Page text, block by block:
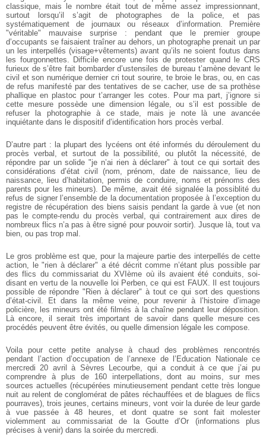
classique, mais le nombre était tout de même assez impressionnant,
surtout lorsqu’il s’agit de photographes de la police, et pas
systématiquement de journaux ou réseaux d’information. Première
"véritable" mauvaise surprise : pendant que le premier groupe
d’occupants se faisaient traîner au dehors, un photographe prenait un par
un les interpellés (visage+vêtements) avant qu’ils ne soient foutus dans
les fourgonnettes. Difficile encore une fois de protester quand le CRS
furieux de s’être fait bombarder d’ustensiles de bureau t’amène devant le
civil et son numérique dernier cri tout sourire, te broie le bras, ou, en cas
de refus manifesté par des tentatives de se cacher, use de sa prothèse
phallique en plastoc pour t’arranger les cotes. Pour ma part, j’ignore si
cette mesure possède une dimension légale, ou s’il est possible de
refuser la photographie à ce stade, mais je note là une avancée
inquiétante dans le dispositif d’identification hors procès verbal.
D’autre part : la plupart des lycéens ont été informés du déroulement du
procès verbal, et surtout de la possibilité, ou plutôt la nécessité, de
répondre par un solide "je n’ai rien à déclarer" à tout ce qui sortait des
considérations d’état civil (nom, prénom, date de naissance, lieu de
naissance, lieu d’habitation, permis de conduire, noms et prénoms des
parents pour les mineurs). De même, avait été signalée la possiblité du
refus de signer l’ensemble de la documentation proposée à l’exception du
registre de récupération des biens saisis pendant la garde à vue (et non
pas le compte-rendu du procès verbal, qui contrairement aux dires de
nombreux flics n’a pas à être signé pour pouvoir sortir). Jusque là, tout va
bien, ou pas trop mal.
Le gros problème est que, pour la majeure partie des interpellés de cette
action, le "rien à déclarer" a été décrit comme n’étant plus possible par
des flics du commissariat du XVIème où ils avaient été conduits, soi-
disant en vertu de la nouvelle loi Perben, ce qui est FAUX. Il est toujours
possible de répondre "Rien à déclarer" à tout ce qui sort des questions
d’état-civil. Et dans la même veine, pour revenir à l’histoire d’image
policière, les mineurs ont été filmés à la chaîne pendant leur déposition.
Là encore, il serait très important de savoir dans quelle mesure ces
procédés peuvent être évités, ou quelle dimension légale les compose.
Voila pour cette petite analyse à chaud des problèmes rencontrés
pendant l’action d’occupation de l’annexe de l’Education Nationale ce
mercredi 20 avril à Sèvres Lecourbe, qui a conduit à ce que j’ai pu
comprendre à plus de 160 interpellations, dont au moins, sur mes
sources actuelles (récupérées minutieusement pendant cette très longue
nuit au relent de conglomérat de pâtes réchauffées et de blagues de flics
pourraves), trois jeunes, certains mineurs, vont voir la durée de leur garde
à vue passée à 48 heures, et dont quatre se sont fait molester
violemment au commissariat de la Goutte d’Or (informations plus
précises à venir) dans la soirée du mercredi.